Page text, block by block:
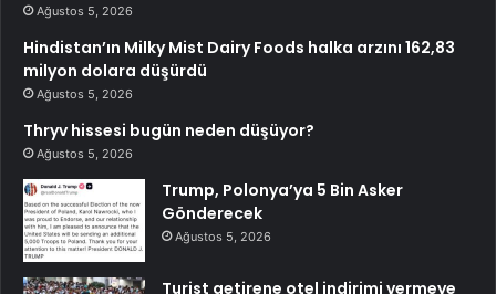
Ağustos 5, 2026
Hindistan’ın Milky Mist Dairy Foods halka arzını 162,83
milyon dolara düşürdü
Ağustos 5, 2026
Thryv hissesi bugün neden düşüyor?
Ağustos 5, 2026
Trump, Polonya’ya 5 Bin Asker
Gönderecek
Ağustos 5, 2026
Turist getirene otel indirimi vermeye